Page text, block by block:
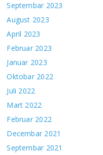
Septembar 2023
August 2023
April 2023
Februar 2023
Januar 2023
Oktobar 2022
Juli 2022
Mart 2022
Februar 2022
Decembar 2021
Septembar 2021